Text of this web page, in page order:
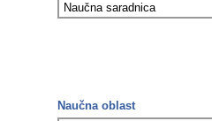
Naučna saradnica
Naučna oblast